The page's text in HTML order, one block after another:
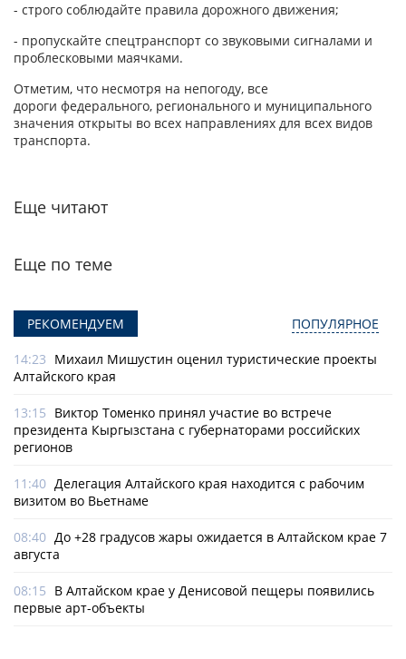
- строго соблюдайте правила дорожного движения;
- пропускайте спецтранспорт со звуковыми сигналами и
проблесковыми маячками.
Отметим, что несмотря на непогоду, все
дороги федерального, регионального и муниципального
значения открыты во всех направлениях для всех видов
транспорта.
Еще читают
Еще по теме
РЕКОМЕНДУЕМ ПОПУЛЯРНОЕ
14:23 Михаил Мишустин оценил туристические проекты
Алтайского края
13:15 Виктор Томенко принял участие во встрече
президента Кыргызстана с губернаторами российских
регионов
11:40 Делегация Алтайского края находится с рабочим
визитом во Вьетнаме
08:40 До +28 градусов жары ожидается в Алтайском крае 7
августа
08:15 В Алтайском крае у Денисовой пещеры появились
первые арт-объекты